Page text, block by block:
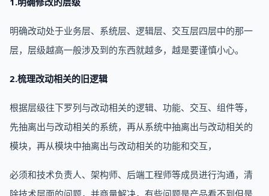
明确改动处于业务层、系统层、逻辑层、交互层四层中的那一
层，层级越高一般涉及到的东西就越多，越是要谨慎小心。
2.梳理改动相关的旧逻辑
根据层级往下罗列与改动相关的逻辑、功能、交互、组件等，
先抽离出与改动相关的系统，再从系统中抽离出与改动相关的
模块，再从模块中抽离出与改动相关的功能和交互，
必须和技术负责人、架构师、后端工程师等成员进行沟通，清
除技术层面的问题，并商量解决，有些问题是产品看不到但是